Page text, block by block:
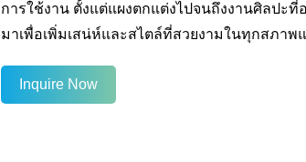
การใช้งาน ตั้งแต่แผงตกแต่งไปจนถึงงานศิลปะที่
มาเพื่อเพิ่มเสน่ห์และสไตล์ที่สวยงามในทุกสภาพ
Inquire Now